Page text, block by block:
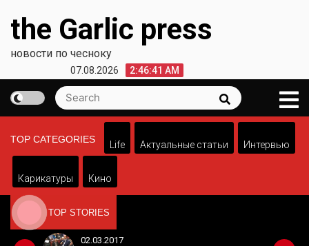
content
the Garlic press
новости по чесноку
07.08.2026 2:46:41 AM
Search
for:
Search
TOP CATEGORIES
Life Актуальные статьи Интервью
Карикатуры Кино
TOP STORIES
02.03.2017